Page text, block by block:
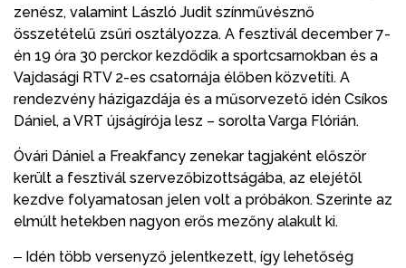
zenész, valamint László Judit színművésznő
összetételű zsűri osztályozza. A fesztivál december 7-
én 19 óra 30 perckor kezdődik a sportcsarnokban és a
Vajdasági RTV 2-es csatornája élőben közvetíti. A
rendezvény házigazdája és a műsorvezető idén Csíkos
Dániel, a VRT újságírója lesz – sorolta Varga Flórián.
Óvári Dániel a Freakfancy zenekar tagjaként először
került a fesztivál szervezőbizottságába, az elejétől
kezdve folyamatosan jelen volt a próbákon. Szerinte az
elmúlt hetekben nagyon erős mezőny alakult ki.
‒ Idén több versenyző jelentkezett, így lehetőség